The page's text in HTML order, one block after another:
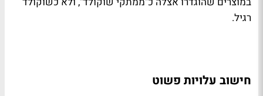
רגיל.
חישוב עלויות פשוט